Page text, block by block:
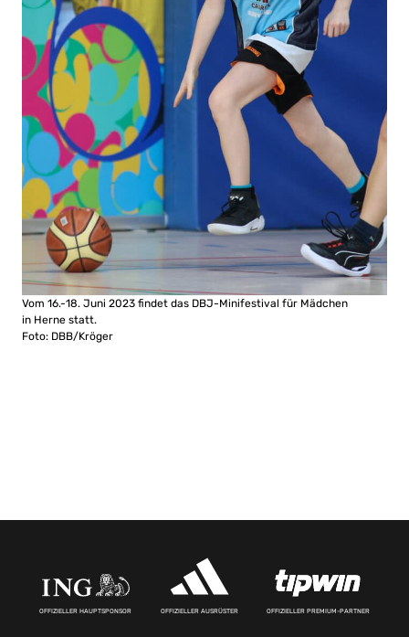
Vom 16.-18. Juni 2023 findet das DBJ-Minifestival für Mädchen
in Herne statt.
Foto: DBB/Kröger
OFFIZIELLER HAUPTSPONSOR OFFIZIELLER AUSRÜSTER OFFIZIELLER PREMIUM-PARTNER